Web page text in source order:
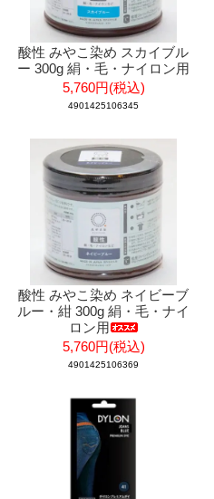
酸性 みやこ染め スカイブル
ー 300g 絹・毛・ナイロン用
5,760円(税込)
4901425106345
酸性 みやこ染め ネイビーブ
ルー・紺 300g 絹・毛・ナイ
ロン用
5,760円(税込)
4901425106369